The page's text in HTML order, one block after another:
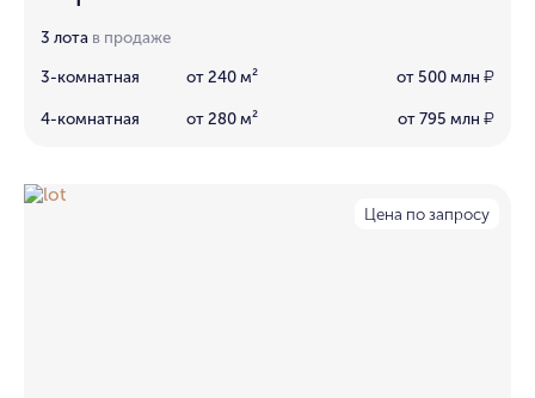
3 лота в продаже
3-комнатная от 240 м² от 500 млн ₽
4-комнатная от 280 м² от 795 млн ₽
Цена по запросу